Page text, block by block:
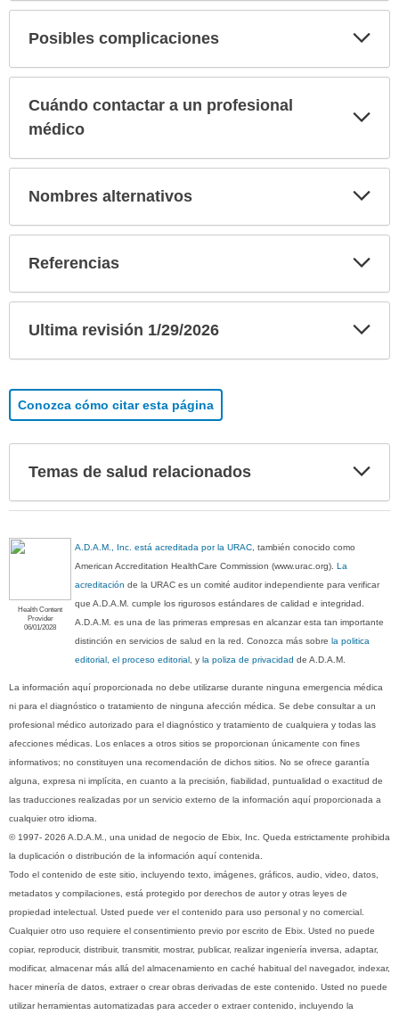
Posibles complicaciones
Cuándo contactar a un profesional
médico
Nombres alternativos
Referencias
Ultima revisión 1/29/2026
Conozca cómo citar esta página
Temas de salud relacionados
Health Content
Provider
06/01/2028
A.D.A.M., Inc. está acreditada por la URAC, también conocido como
American Accreditation HealthCare Commission (www.urac.org).La
acreditación de la URAC es un comité auditor independiente para verificar
que A.D.A.M. cumple los rigurosos estándares de calidad e integridad.
A.D.A.M. es una de las primeras empresas en alcanzar esta tan importante
distinción en servicios de salud en la red. Conozca más sobrela politica
editorial, el proceso editorial, yla poliza de privacidad de A.D.A.M.
La información aquí proporcionada no debe utilizarse durante ninguna emergencia médica
ni para el diagnóstico o tratamiento de ninguna afección médica. Se debe consultar a un
profesional médico autorizado para el diagnóstico y tratamiento de cualquiera y todas las
afecciones médicas. Los enlaces a otros sitios se proporcionan únicamente con fines
informativos; no constituyen una recomendación de dichos sitios. No se ofrece garantía
alguna, expresa ni implícita, en cuanto a la precisión, fiabilidad, puntualidad o exactitud de
las traducciones realizadas por un servicio externo de la información aquí proporcionada a
cualquier otro idioma.
© 1997- 2026 A.D.A.M., una unidad de negocio de Ebix, Inc. Queda estrictamente prohibida
la duplicación o distribución de la información aquí contenida.
Todo el contenido de este sitio, incluyendo texto, imágenes, gráficos, audio, video, datos,
metadatos y compilaciones, está protegido por derechos de autor y otras leyes de
propiedad intelectual. Usted puede ver el contenido para uso personal y no comercial.
Cualquier otro uso requiere el consentimiento previo por escrito de Ebix. Usted no puede
copiar, reproducir, distribuir, transmitir, mostrar, publicar, realizar ingeniería inversa, adaptar,
modificar, almacenar más allá del almacenamiento en caché habitual del navegador, indexar,
hacer minería de datos, extraer o crear obras derivadas de este contenido. Usted no puede
utilizar herramientas automatizadas para acceder o extraer contenido, incluyendo la